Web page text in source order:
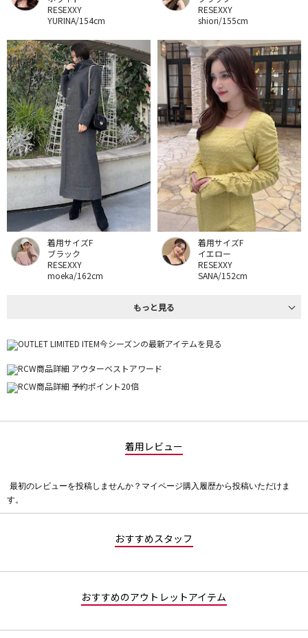
RESEXXY
YURINA/154cm
RESEXXY
shiori/155cm
着用サイズF
ブラック
RESEXXY
moeka/162cm
着用サイズF
イエロー
RESEXXY
SANA/152cm
もっと見る
着用レビュー
評
価
最初のレビューを投稿しませんか？マイページ購入履歴から投稿いただけま
す。
おすすめスタッフ
おすすめのアウトレットアイテム